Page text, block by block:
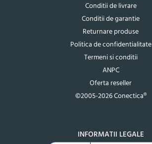
Conditii de livrare
Conditii de garantie
Returnare produse
Politica de confidentialitate
Termeni si conditii
ANPC
Oferta reseller
©2005-2026 Conectica®
INFORMATII LEGALE